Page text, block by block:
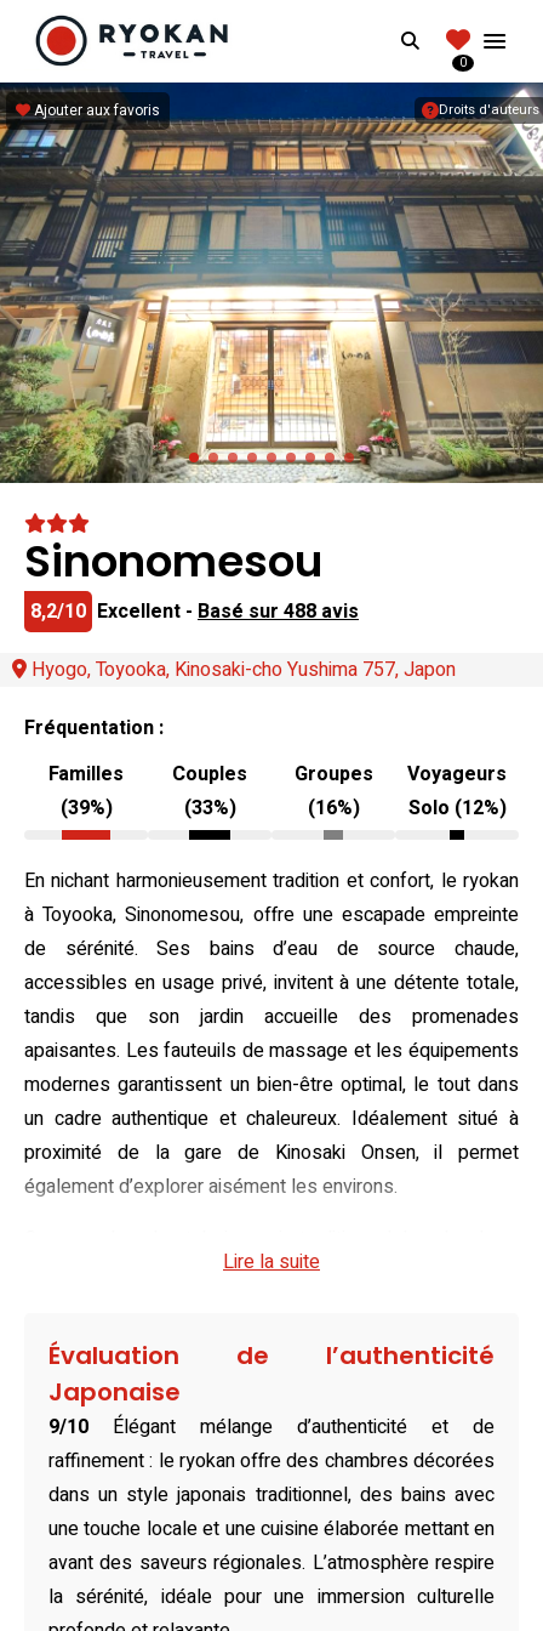
RYOKANTRAVEL
Vivez l'expérience authentique d'un Ryokan
Search
0
Droits d'auteurs
Ajouter aux favoris
Sinonomesou
8,2/10 Excellent - Basé sur 488 avis
Hyogo, Toyooka, Kinosaki-cho Yushima 757, Japon
Fréquentation :
Familles
(39%)
Couples
(33%)
Groupes
(16%)
Voyageurs
Solo (12%)
En nichant harmonieusement tradition et confort, le ryokan
à Toyooka, Sinonomesou, offre une escapade empreinte
de sérénité. Ses bains d’eau de source chaude,
accessibles en usage privé, invitent à une détente totale,
tandis que son jardin accueille des promenades
apaisantes. Les fauteuils de massage et les équipements
modernes garantissent un bien-être optimal, le tout dans
un cadre authentique et chaleureux. Idéalement situé à
proximité de la gare de Kinosaki Onsen, il permet
également d’explorer aisément les environs.
du Sinonomesou respirent le raffinement. Le sol en tatami,
atmosphère reposante. Climatisées et équipées d’une
télévision, d’une théière et d’un minibar, elles allient
esthétique classique et praticité. Selon les catégories,
elles disposent de toilettes privatives, tandis que les
salles de bains communes maintiennent une excellente
propreté et offrent une expérience authentique de partage.
Le restaurant du ryokan propose une cuisine japonaise
savoureuse, préparée à base de légumes frais issus de
Lire la suite
Évaluation de l’authenticité
Japonaise
9/10
Élégant mélange d’authenticité et de
raffinement : le ryokan offre des chambres décorées
dans un style japonais traditionnel, des bains avec
une touche locale et une cuisine élaborée mettant en
avant des saveurs régionales. L’atmosphère respire
la sérénité, idéale pour une immersion culturelle